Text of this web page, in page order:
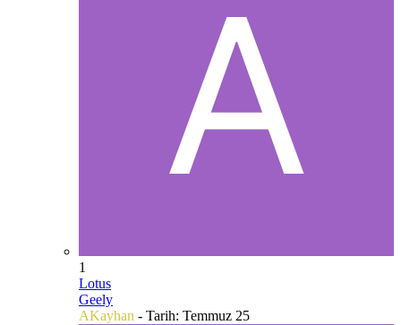
1
Lotus
Geely
AKayhan - Tarih: Temmuz 25